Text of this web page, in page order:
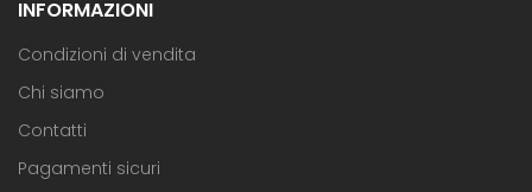
INFORMAZIONI
Condizioni di vendita
Chi siamo
Contatti
Pagamenti sicuri